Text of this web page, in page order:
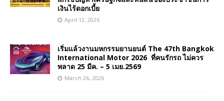
เงินไร้ดอกเบี้ย
April 12, 2026
เริ่มแล้วงานมหกรรมยานยนต์ The 47th Bangkok
International Motor 2026 ที่คนรักรถ ไม่ควร
พลาด 25 มีค. – 5 เมย.2569
March 26, 2026